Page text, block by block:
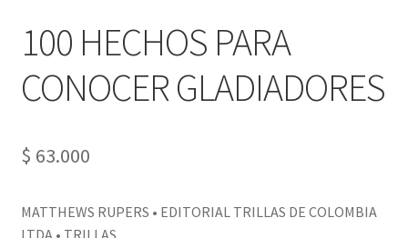
100 HECHOS PARA
CONOCER GLADIADORES
$ 63.000
MATTHEWS RUPERS • EDITORIAL TRILLAS DE COLOMBIA